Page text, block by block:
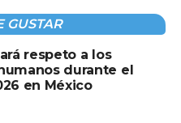
GUSTAR
respeto a los
durante el
en México